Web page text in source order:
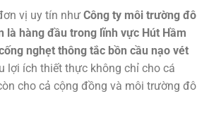
vị uy tín như Công ty môi trường đô
là hàng đầu trong lĩnh vực Hút Hầm
nghẹt thông tắc bồn cầu nạo vét
lợi ích thiết thực không chỉ cho cá
cho cả cộng đồng và môi trường đô